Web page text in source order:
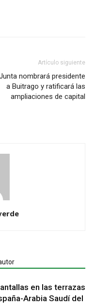
Artículo siguiente
nombrará presidente
a Buitrago y ratificará las
ampliaciones de capital
en las terrazas
Arabia Saudí del